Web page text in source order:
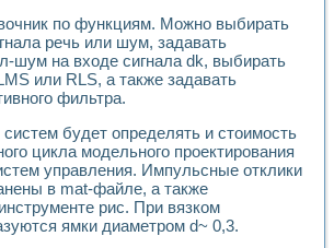
температурой газовой среды специальной
программного обеспечения с
технологий NATIONAL INSTRUMENTS
для промышленной термотрансферной
измерителя иммитанса для исследова¬ния
электромагнитных переходных процессов
исследования электрических переходных
контроля сварных швов на базе
контроль с применением
надежности и эффективности систем
по функциям. Можно выбирать
речь или шум, задавать
шум на входе сигнала dk, выбирать
или RLS, а также задавать
фильтра.
будет определять и стоимость
цикла модельного проектирования
управления. Импульсные отклики
в mat-файле, а также
рис. При вязком
ямки диаметром d~ 0,3.